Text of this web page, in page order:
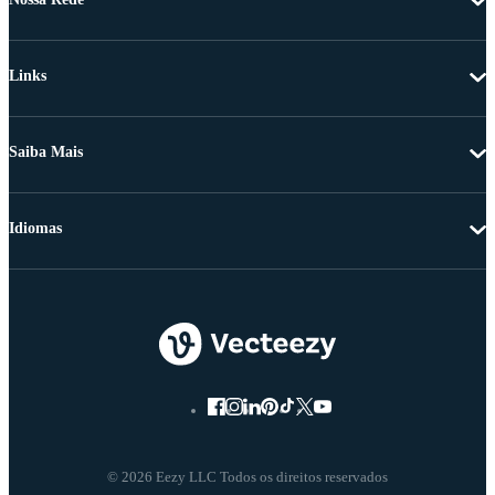
Links
Saiba Mais
© 2026 Eezy LLC Todos os direitos reservados
Idiomas